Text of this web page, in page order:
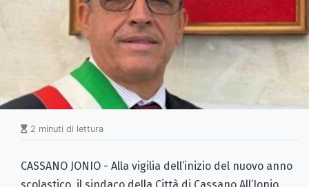
2 minuti di lettura
CASSANO JONIO - Alla vigilia dell’inizio del nuovo anno